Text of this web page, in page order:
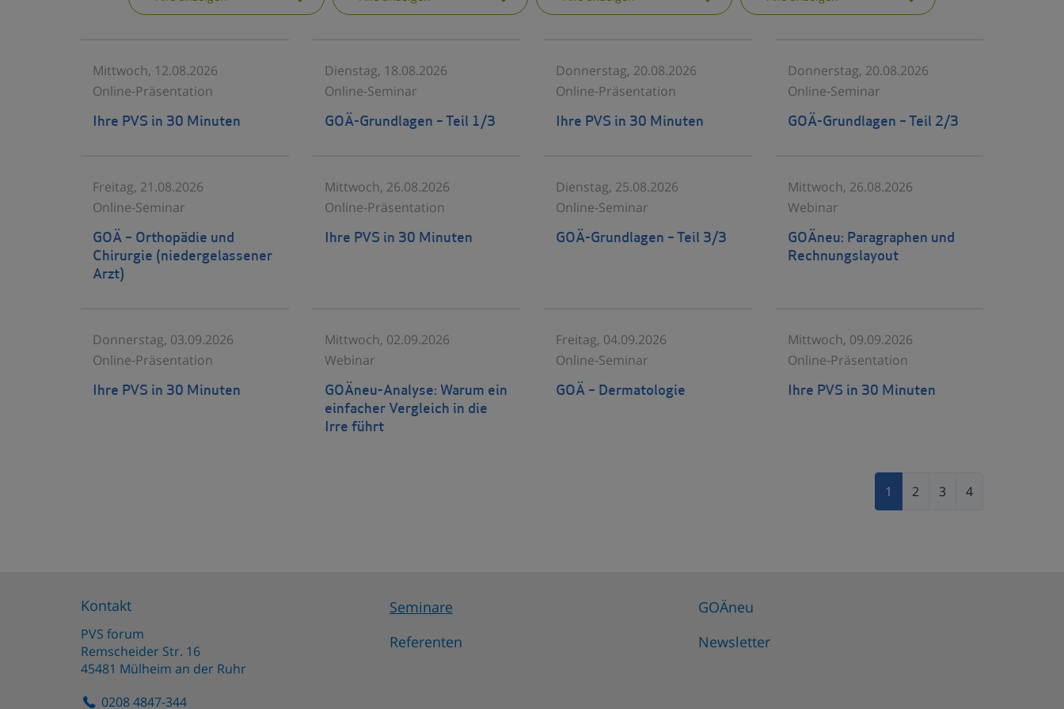
Mittwoch, 12.08.2026
Online-Präsentation
Ihre PVS in 30 Minuten
Dienstag, 18.08.2026
Online-Seminar
GOÄ-Grundlagen – Teil 1/3
Donnerstag, 20.08.2026
Online-Präsentation
Ihre PVS in 30 Minuten
Donnerstag, 20.08.2026
Online-Seminar
GOÄ-Grundlagen – Teil 2/3
Freitag, 21.08.2026
Online-Seminar
GOÄ – Orthopädie und
Chirurgie (niedergelassener
Arzt)
Mittwoch, 26.08.2026
Online-Präsentation
Ihre PVS in 30 Minuten
Dienstag, 25.08.2026
Online-Seminar
GOÄ-Grundlagen – Teil 3/3
Mittwoch, 26.08.2026
Webinar
GOÄneu: Paragraphen und
Rechnungslayout
Donnerstag, 03.09.2026
Online-Präsentation
Ihre PVS in 30 Minuten
Mittwoch, 02.09.2026
Webinar
GOÄneu-Analyse: Warum ein
einfacher Vergleich in die
Irre führt
Freitag, 04.09.2026
Online-Seminar
GOÄ – Dermatologie
Mittwoch, 09.09.2026
Online-Präsentation
Ihre PVS in 30 Minuten
1 2 3 4
Kontakt
PVS forum
Remscheider Str. 16
45481 Mülheim an der Ruhr
0208 4847-344
Seminare
Referenten
GOÄneu
Newsletter